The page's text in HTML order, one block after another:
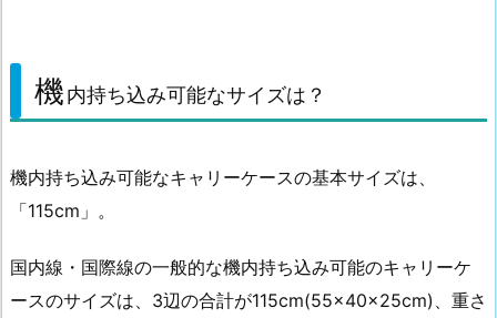
機内持ち込み可能なサイズは？
機内持ち込み可能なキャリーケースの基本サイズは、
「115cm」。
国内線・国際線の一般的な機内持ち込み可能のキャリーケ
ースのサイズは、3辺の合計が115cm(55×40×25cm)、重さ